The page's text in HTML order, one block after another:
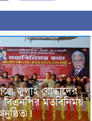
জুলাই যোদ্ধাদের
বিএনপির মতবিনিময়